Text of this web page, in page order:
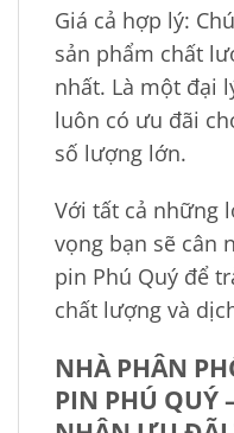
Giá cả hợp lý:
sản phẩm chất
nhất. Là một đại
luôn có ưu đãi
số lượng lớn.
Với tất cả những
vọng bạn sẽ cân
pin Phú Quý để
chất lượng và
NHÀ PHÂN
PIN PHÚ QUÝ